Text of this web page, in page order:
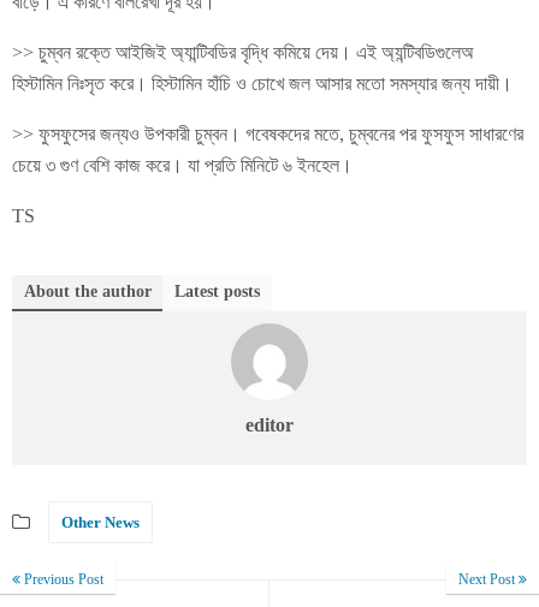
>> চুম্বন রক্তে আইজিই অ্যান্টিবডির বৃদ্ধি কমিয়ে দেয়। এই অ্যন্টিবডিগুলেঅ
হিস্টামিন নিঃসৃত করে। হিস্টামিন হাঁচি ও চোখে জল আসার মতো সমস্যার জন্য দায়ী।
>> ফুসফুসের জন্যও উপকারী চুম্বন। গবেষকদের মতে, চুম্বনের পর ফুসফুস সাধারণের
চেয়ে ৩ গুণ বেশি কাজ করে। যা প্রতি মিনিটে ৬ ইনহেল।
TS
About the author Latest posts
editor
Other News
Previous Post Next Post